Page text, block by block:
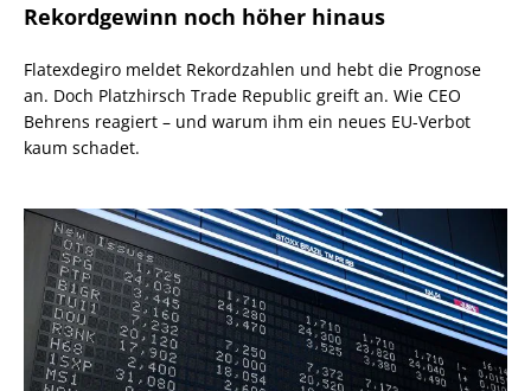
Rekordgewinn noch höher hinaus
Flatexdegiro meldet Rekordzahlen und hebt die Prognose
an. Doch Platzhirsch Trade Republic greift an. Wie CEO
Behrens reagiert – und warum ihm ein neues EU-Verbot
kaum schadet.